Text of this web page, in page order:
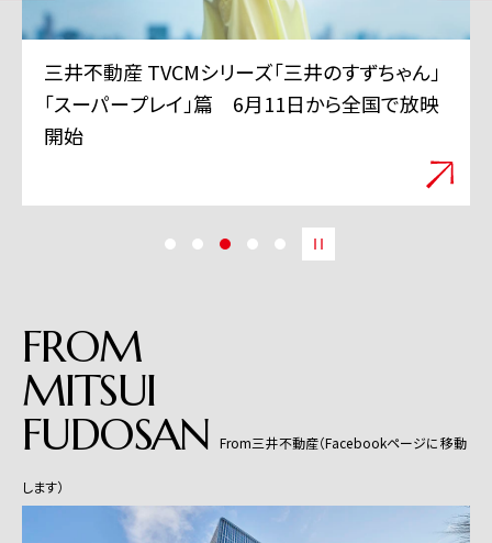
三井不動産 TVCMシリーズ「三井のすずちゃん」
「スーパープレイ」篇 6月11日から全国で放映
開始
FROM
MITSUI
FUDOSAN From三井不動産（Facebookページに移動
します）